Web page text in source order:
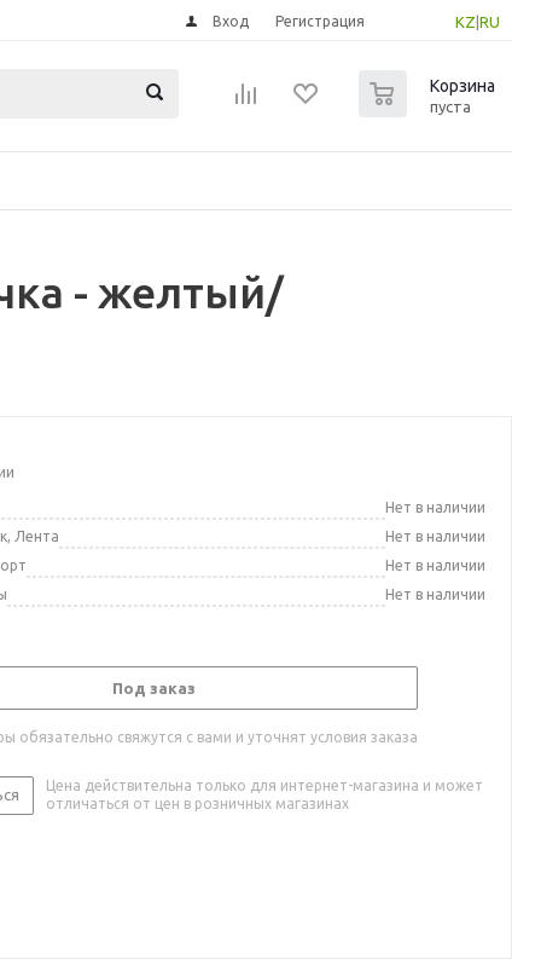
KZ RU
Вход Регистрация
Корзина
пуста
- желтый/
Нет в наличии
Лента
Нет в наличии
Нет в наличии
Нет в наличии
Под заказ
обязательно свяжутся с вами и уточнят условия заказа
Цена действительна только для интернет-магазина и может
отличаться от цен в розничных магазинах